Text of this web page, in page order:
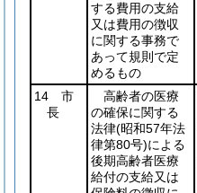
する費用の支給
又は費用の徴収
に関する事務で
あって規則で定
めるもの
14 市
長
高齢者の医療
の確保に関する
法律(昭和57年法
律第80号)による
後期高齢者医療
給付の支給又は